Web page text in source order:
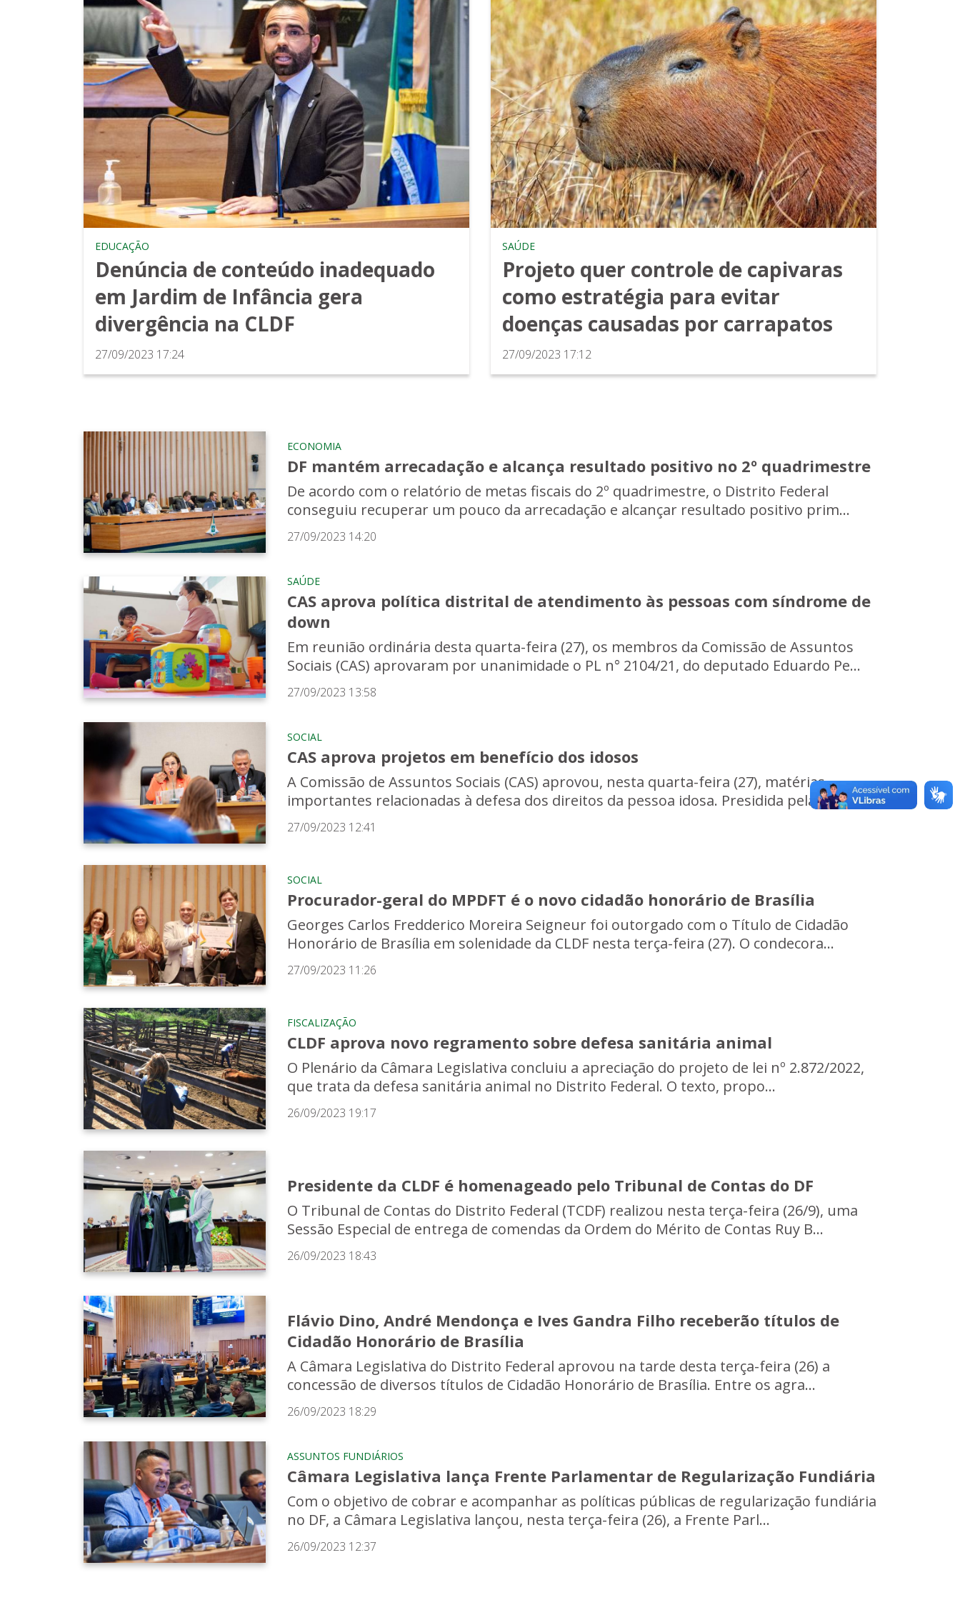
EDUCAÇÃO
Denúncia de conteúdo inadequado
em Jardim de Infância gera
divergência na CLDF
27/09/2023 17:24
SAÚDE
Projeto quer controle de capivaras
como estratégia para evitar
doenças causadas por carrapatos
27/09/2023 17:12
ECONOMIA
DF mantém arrecadação e alcança resultado positivo no 2º quadrimestre
De acordo com o relatório de metas fiscais do 2º quadrimestre, o Distrito Federal
conseguiu recuperar um pouco da arrecadação e alcançar resultado positivo prim...
27/09/2023 14:20
SAÚDE
CAS aprova política distrital de atendimento às pessoas com síndrome de
down
Em reunião ordinária desta quarta-feira (27), os membros da Comissão de Assuntos
Sociais (CAS) aprovaram por unanimidade o PL n° 2104/21, do deputado Eduardo Pe...
27/09/2023 13:58
SOCIAL
CAS aprova projetos em benefício dos idosos
A Comissão de Assuntos Sociais (CAS) aprovou, nesta quarta-feira (27), matérias
importantes relacionadas à defesa dos direitos da pessoa idosa. Presidida pela d...
27/09/2023 12:41
SOCIAL
Procurador-geral do MPDFT é o novo cidadão honorário de Brasília
Georges Carlos Fredderico Moreira Seigneur foi outorgado com o Título de Cidadão
Honorário de Brasília em solenidade da CLDF nesta terça-feira (27). O condecora...
27/09/2023 11:26
FISCALIZAÇÃO
CLDF aprova novo regramento sobre defesa sanitária animal
O Plenário da Câmara Legislativa concluiu a apreciação do projeto de lei nº 2.872/2022,
que trata da defesa sanitária animal no Distrito Federal. O texto, propo...
26/09/2023 19:17
Presidente da CLDF é homenageado pelo Tribunal de Contas do DF
O Tribunal de Contas do Distrito Federal (TCDF) realizou nesta terça-feira (26/9), uma
Sessão Especial de entrega de comendas da Ordem do Mérito de Contas Ruy B...
26/09/2023 18:43
Flávio Dino, André Mendonça e Ives Gandra Filho receberão títulos de
Cidadão Honorário de Brasília
A Câmara Legislativa do Distrito Federal aprovou na tarde desta terça-feira (26) a
concessão de diversos títulos de Cidadão Honorário de Brasília. Entre os agra...
26/09/2023 18:29
ASSUNTOS FUNDIÁRIOS
Câmara Legislativa lança Frente Parlamentar de Regularização Fundiária
Com o objetivo de cobrar e acompanhar as políticas públicas de regularização fundiária
no DF, a Câmara Legislativa lançou, nesta terça-feira (26), a Frente Parl...
26/09/2023 12:37